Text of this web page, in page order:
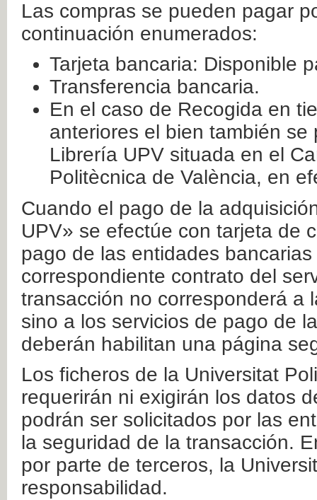
Las compras se pueden pagar
continuación enumerados:
Tarjeta bancaria: Disponible
Transferencia bancaria.
En el caso de Recogida en
anteriores el bien también
Librería UPV situada en el
Politècnica de València, en
Cuando el pago de la
UPV» se efectúe con tarjeta de
pago de las entidades
correspondiente contrato del
transacción no corresponderá a
sino a los servicios de pago de
deberán habilitan una página
Los ficheros de la Universitat
requerirán ni exigirán los datos
podrán ser solicitados por las
la seguridad de la transacción.
por parte de terceros, la
responsabilidad.